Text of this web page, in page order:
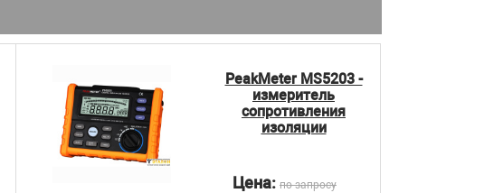
PeakMeter MS5203 -
измеритель
сопротивления
изоляции
Цена: по запросу